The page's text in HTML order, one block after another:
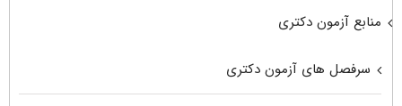
منابع آزمون دکتری
سرفصل های آزمون دکتری